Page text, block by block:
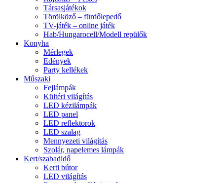
Társasjátékok
Törölköző – fürdőlepedő
TV-játék – online játék
Hab/Hungarocell/Modell repülők
Konyha
Mérlegek
Edények
Party kellékek
Műszaki
Fejlámpák
Kültéri világítás
LED kézilámpák
LED panel
LED reflektorok
LED szalag
Mennyezeti világítás
Szolár, napelemes lámpák
Kert/szabadidő
Kerti bútor
LED világítás